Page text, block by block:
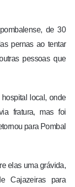
de 30
pernas ao tentar
pessoas que
local, onde
fratura, mas foi
para Pombal
elas uma grávida,
Cajazeiras para